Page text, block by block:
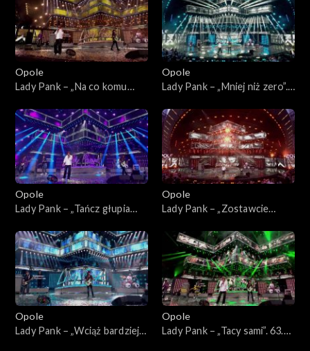
Koncert w hołdzie Magdzie
Umer i Agnieszce Osieckiej
Koncert w hołdzie Magdzie
Umer i Agnieszce Osieckiej
Opole
Lady Pank – „Na co komu
lecia zespołu Lady Pank
Opole
Lady Pank – „Mniej niż zero”.
zespołu Lady Pank
Opole
Lady Pank – „Tańcz głupia
45-lecia zespołu Lady Pank
Opole
Lady Pank – „Zostawcie
45-lecia zespołu Lady Pank
Opole
Lady Pank – „Wciąż bardziej
Opole
Lady Pank – „Tacy sami”. 63.